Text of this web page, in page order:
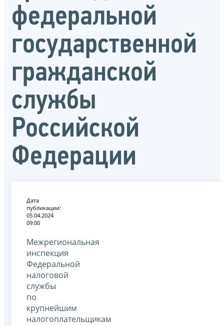
федеральной
государственной
гражданской
службы
Российской
Федерации
Дата
публикации:
05.04.2024
09:00
Межрегиональная
инспекция
Федеральной
налоговой
службы
по
крупнейшим
налогоплательщикам